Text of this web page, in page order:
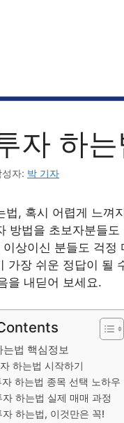
자 하
성자: 박 기자
법, 혹시 어렵게 느껴
방법을 초보자분들
상이신 분들도 걱정
가장 쉬운 정답이 될
을 내딛어 보세요.
는법 핵심정보
하는법 시작하기
자 하는법 종목 선택 노하우
자 하는법 실제 매매 과정
자 하는법, 이것만은 꼭!